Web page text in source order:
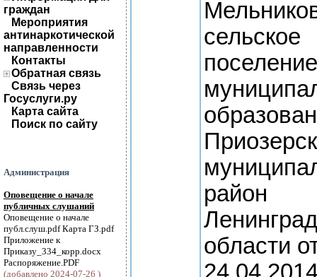
граждан
Мероприятия
антинаркотической
направленности
Контакты
Обратная связь
Связь через
Госуслуги.ру
Карта сайта
Поиск по сайту
Администрация
Оповещение о начале
публичных слушаний
Оповещение о начале
публ.слуш.pdf Карта ГЗ.pdf
Приложение к
Приказу_334_корр.docx
Распоряжение.PDF
(добавлено 2024-07-26 )
сельское
поселение
район
области